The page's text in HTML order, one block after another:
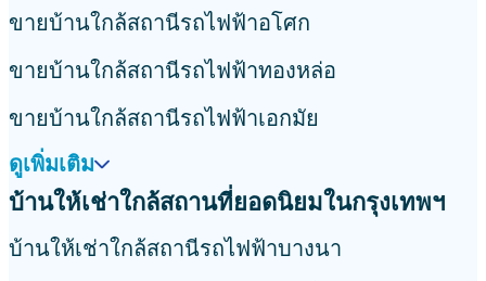
ขายบ้านใกล้สถานีรถไฟฟ้าอโศก
ขายบ้านใกล้สถานีรถไฟฟ้าทองหล่อ
ขายบ้านใกล้สถานีรถไฟฟ้าเอกมัย
ดูเพิ่มเติม
บ้านให้เช่าใกล้สถานที่ยอดนิยมในกรุงเทพฯ
บ้านให้เช่าใกล้สถานีรถไฟฟ้าบางนา